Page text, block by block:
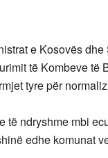
e Kosovës
të Kombeve të
tyre për
të ndryshme mbi
edhe komunat